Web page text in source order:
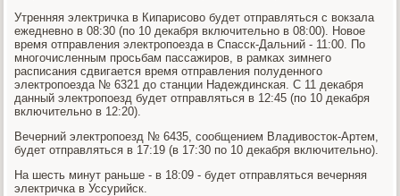
Утренняя электричка в Кипарисово будет отправляться с вокзала
ежедневно в 08:30 (по 10 декабря включительно в 08:00). Новое
время отправления электропоезда в Спасск-Дальний - 11:00. По
многочисленным просьбам пассажиров, в рамках зимнего
расписания сдвигается время отправления полуденного
электропоезда № 6321 до станции Надеждинская. С 11 декабря
данный электропоезд будет отправляться в 12:45 (по 10 декабря
включительно в 12:20).
Вечерний электропоезд № 6435, сообщением Владивосток-Артем,
будет отправляться в 17:19 (в 17:30 по 10 декабря включительно).
На шесть минут раньше - в 18:09 - будет отправляться вечерняя
электричка в Уссурийск.